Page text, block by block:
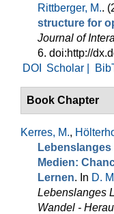
Rittberger, M..
structure for
Journal of
6. doi:http://
DOI
Scholar |
Book Chapter
Kerres, M.,
Medien:
Lernen. In D.
Lebenslanges
Wandel -